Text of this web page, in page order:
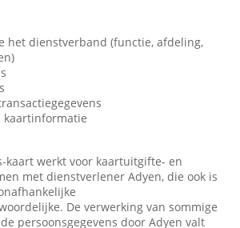
het dienstverband (functie, afdeling,
kaartinformatie
kaart werkt voor kaartuitgifte- en
met dienstverlener Adyen, die ook is
De verwerking van sommige
persoonsgegevens door Adyen valt